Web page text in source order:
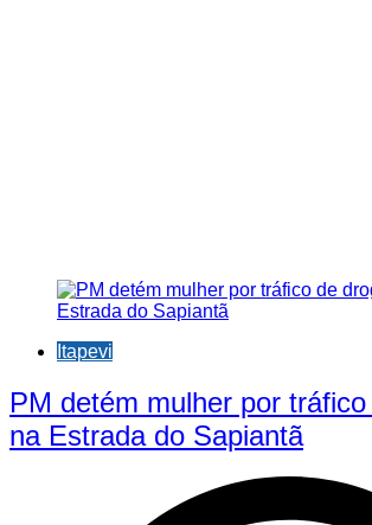
Itapevi
PM detém mulher por
na Estrada do Sapiantã